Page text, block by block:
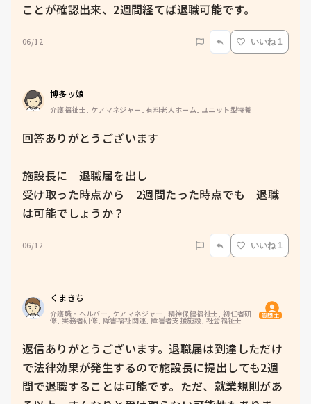
ことが確認出来、2週間経てば退職可能です。
06/12 いいね 1
博多ッ娘
介護福祉士, ケアマネジャー, 有料老人ホーム, ユニット型特養
回答ありがとうございます
施設長に　退職届を出し
受け取った時点から　2週間たった時点でも　退職
は可能でしょうか？
06/12 いいね 1
くまきち
介護職・ヘルパー, ケアマネジャー, 精神保健福祉士, 初任者研
修, 実務者研修, 障害福祉関連, 障害者支援施設, 社会福祉士 質問主
返信ありがとうございます。退職届は到達しただけ
で法律効果が発生するので施設長に提出しても2週
間で退職することは可能です。ただ、就業規則があ